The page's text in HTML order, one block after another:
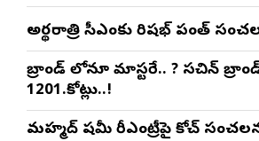
అర్థరాత్రి సీఎంకు రిషభ్ పంత్
బ్రాండ్ లోనూ మాస్టరే.. ? సచిన్
1201.కోట్లు..!
మహ్మద్ షమీ రీఎంట్రీపై కోచ్